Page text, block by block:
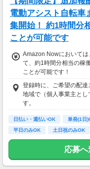
70歳以降では低負荷業
相談の上短時間勤務をす
給与が上記になる場合が
＜月収例＞
（日給1万4,500円×月20
電動アシスト自転車
集開始！ 約1時間分
ことが可能です
Amazon Nowにおいて
て、約1時間分相当の稼
ことが可能です！
登録時に、ご希望の配
地域で（個人事業主とし
す。
日払い・週払いOK 単発(1日
平日のみOK
土日祝のみOK
応募へ